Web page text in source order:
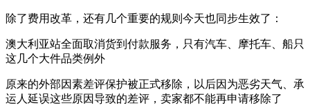
除了费用改革，还有几个重要的规则今天也同步生效了：
澳大利亚站全面取消货到付款服务，只有汽车、摩托车、船只
这几个大件品类例外
原来的外部因素差评保护被正式移除，以后因为恶劣天气、承
运人延误这些原因导致的差评，卖家都不能再申请移除了